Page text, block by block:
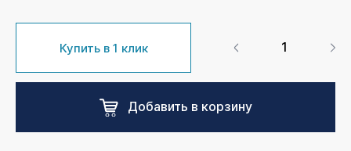
Купить в 1 клик
Добавить в корзину